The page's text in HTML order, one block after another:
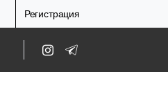
Регистрация